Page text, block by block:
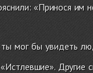
«Принося им
мог бы увидеть
Другие